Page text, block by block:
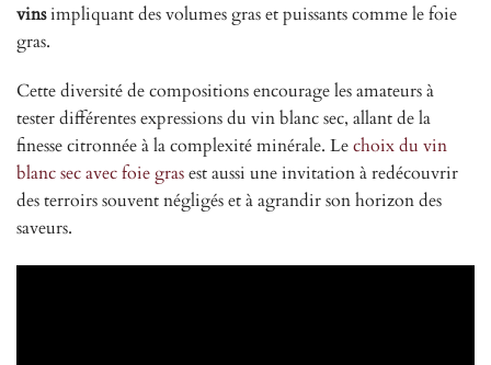
vinsimpliquant des volumes gras et puissants comme le foie
gras.
Cette diversité de compositions encourage les amateurs à
tester différentes expressions du vin blanc sec, allant de la
finesse citronnée à la complexité minérale. Lechoix du vin
blanc sec avec foie grasest aussi une invitation à redécouvrir
des terroirs souvent négligés et à agrandir son horizon des
saveurs.